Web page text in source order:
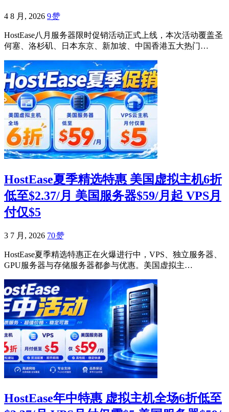
4 8 月, 2026 9赞
HostEase八月服务器限时促销活动正式上线，本次活动覆盖圣
何塞、洛杉矶、日本东京、新加坡、中国香港五大热门…
HostEase夏季精选特惠 美国虚拟主机6折
低至$2.37/月 美国服务器$59/月起 VPS月
付仅$5
3 7 月, 2026 70赞
HostEase夏季精选特惠正在火爆进行中，VPS、独立服务器、
GPU服务器与存储服务器都参与优惠。美国虚拟主…
HostEase年中特惠 虚拟主机全场6折低至